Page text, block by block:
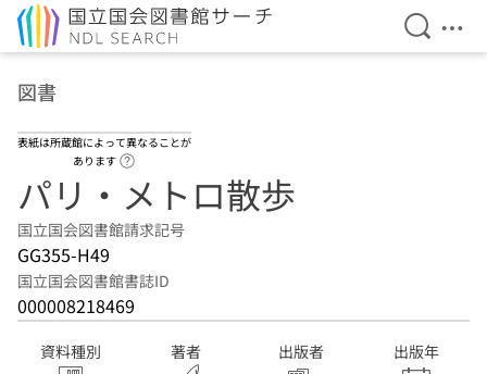
検索を
メ
図書
表紙は所蔵館によって異なることが
あります
パリ・メトロ散歩
国立国会図書館請求記号
GG355-H49
国立国会図書館書誌ID
000008218469
資料種別 著者 出版者 出版年